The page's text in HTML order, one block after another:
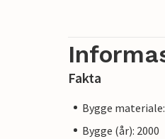
Fakta
Bygge
Bygge (år): 2000